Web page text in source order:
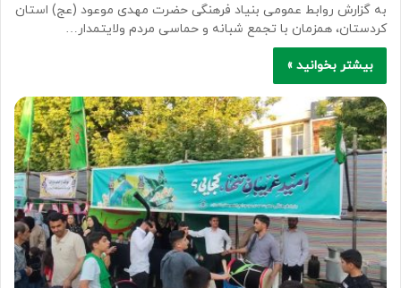
به گزارش روابط عمومی بنیاد فرهنگی حضرت مهدی موعود (عج) استان
کردستان، همزمان با تجمع شبانه و حماسی مردم ولایتمدار…
بیشتر بخوانید »